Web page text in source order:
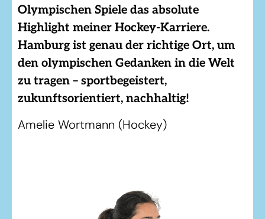
Olympischen Spiele das absolute
Highlight meiner Hockey-Karriere.
Hamburg ist genau der richtige Ort, um
den olympischen Gedanken in die Welt
zu tragen – sportbegeistert,
zukunftsorientiert, nachhaltig!
Amelie Wortmann (Hockey)